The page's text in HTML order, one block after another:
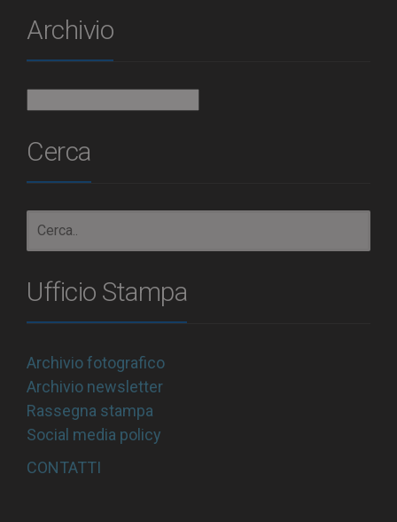
Archivio
Cerca
Ufficio Stampa
Archivio fotografico
Archivio newsletter
Rassegna stampa
Social media policy
CONTATTI